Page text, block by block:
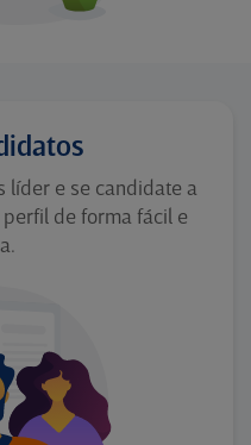
líder e se candidate a
de forma fácil e